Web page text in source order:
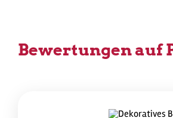
Bewertungen auf